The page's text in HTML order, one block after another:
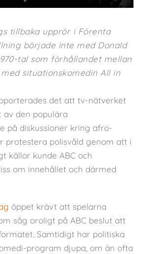
tillbaka upprör i Förenta
började inte med Donald
tal som förhållandet mellan
situationskomedin All in
det att tv-nätverket
av den populära
på diskussioner kring afro-
protestera polisvåld genom att i
källor kunde ABC och
om innehållet och därmed
öppet krävt att spelarna
såg oroligt på ABC beslut att
Samtidigt har politiska
program djupa, om än ofta